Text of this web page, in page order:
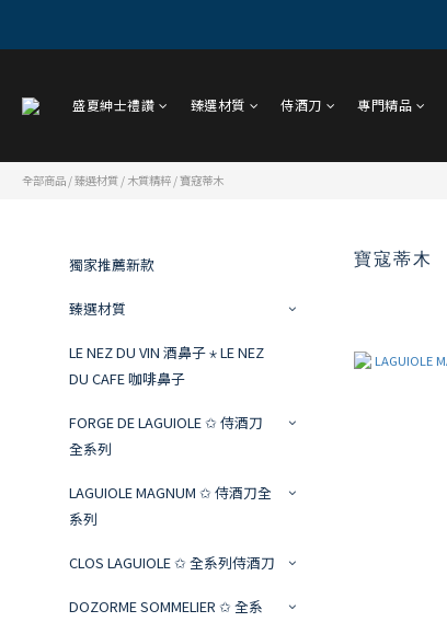
盛夏紳士禮讚 臻選材質 侍酒刀 專門精品
全部商品 /臻選材質 / 木質精粹 /寶寇蒂木
獨家推薦新款
臻選材質
LE NEZ DU VIN 酒鼻子 ⋆ LE NEZ
DU CAFE 咖啡鼻子
FORGE DE LAGUIOLE ✩ 侍酒刀
全系列
LAGUIOLE MAGNUM ✩ 侍酒刀全
系列
CLOS LAGUIOLE ✩ 全系列侍酒刀
DOZORME SOMMELIER ✩ 全系
寶寇蒂木